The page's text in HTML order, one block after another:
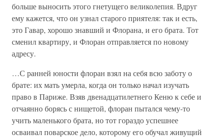
больше выносить этого гнетущего великолепия. Вдруг
ему кажется, что он узнал старого приятеля: так и есть,
это Гавар, хорошо знавший и Флорана, и его брата. Тот
сменил квартиру, и Флоран отправляется по новому
адресу.
…С ранней юности флоран взял на себя всю заботу о
брате: их мать умерла, когда он только начал изучать
право в Париже. Взяв двенадцатилетнего Кеню к себе и
отчаянно борясь с нищетой, флоран пытался чему-то
учить маленького брата, но тот гораздо успешнее
осваивал поварское дело, которому его обучал живущий